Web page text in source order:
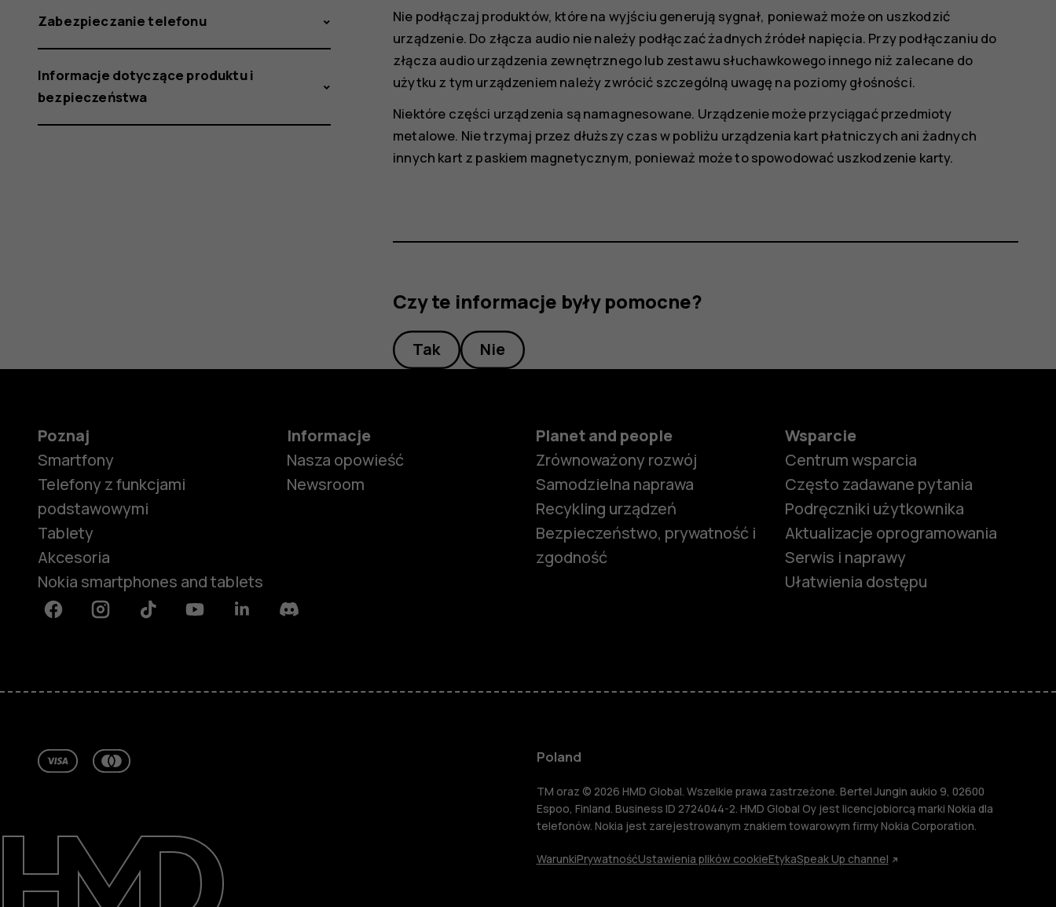
podstawowymi
Akcesoria
HMD Terra M
Tablety
Informacje
Wsparcie
Poland
Nie podłączaj produktów, które na wyjściu generują sygnał, ponieważ może on uszkodzić
urządzenie. Do złącza audio nie należy podłączać żadnych źródeł napięcia. Przy podłączaniu do
złącza audio urządzenia zewnętrznego lub zestawu słuchawkowego innego niż zalecane do
użytku z tym urządzeniem należy zwrócić szczególną uwagę na poziomy głośności.
Niektóre części urządzenia są namagnesowane. Urządzenie może przyciągać przedmioty
metalowe. Nie trzymaj przez dłuższy czas w pobliżu urządzenia kart płatniczych ani żadnych
innych kart z paskiem magnetycznym, ponieważ może to spowodować uszkodzenie karty.
Czy te informacje były pomocne?
Tak Nie
Zabezpieczanie telefonu
Informacje dotyczące produktu i
bezpieczeństwa
Poznaj
Smartfony
Telefony z funkcjami
podstawowymi
Tablety
Akcesoria
Nokia smartphones and tablets
Informacje
Nasza opowieść
Newsroom
Planet and people
Zrównoważony rozwój
Samodzielna naprawa
Recykling urządzeń
Bezpieczeństwo, prywatność i
zgodność
Wsparcie
Centrum wsparcia
Często zadawane pytania
Podręczniki użytkownika
Aktualizacje oprogramowania
Serwis i naprawy
Ułatwienia dostępu
FacebookInstagramTiktok YoutubeLinkedinDiscord
Poland
TM oraz © 2026 HMD Global. Wszelkie prawa zastrzeżone. Bertel Jungin aukio 9, 02600
Espoo, Finland. Business ID 2724044-2. HMD Global Oy jest licencjobiorcą marki Nokia dla
telefonów. Nokia jest zarejestrowanym znakiem towarowym firmy Nokia Corporation.
WarunkiPrywatnośćUstawienia plików cookieEtykaSpeak Up channel